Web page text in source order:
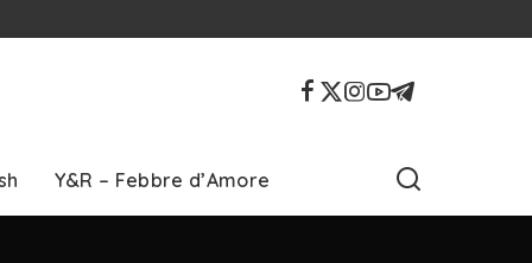
Y&R – Febbre d’Amore